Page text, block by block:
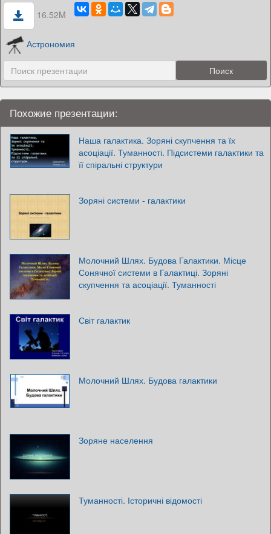
16.52M
Астрономия
Похожие презентации:
Наша галактика. Зоряні скупчення та їх
асоціації. Туманності. Підсистеми галактики та
її спіральні структури
Зоряні системи - галактики
Молочний Шлях. Будова Галактики. Місце
Сонячної системи в Галактиці. Зоряні
скупчення та асоціації. Туманності
Світ галактик
Молочний Шлях. Будова галактики
Зоряне населення
Туманності. Історичні відомості